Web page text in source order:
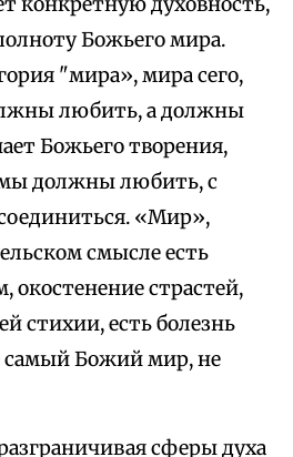
Божьего мира.
"мира», мира сего,
любить, а должны
Божьего творения,
должны любить, с
«Мир»,
смысле есть
окостенение страстей,
стихии, есть болезнь
самый Божий мир, не
сферы духа